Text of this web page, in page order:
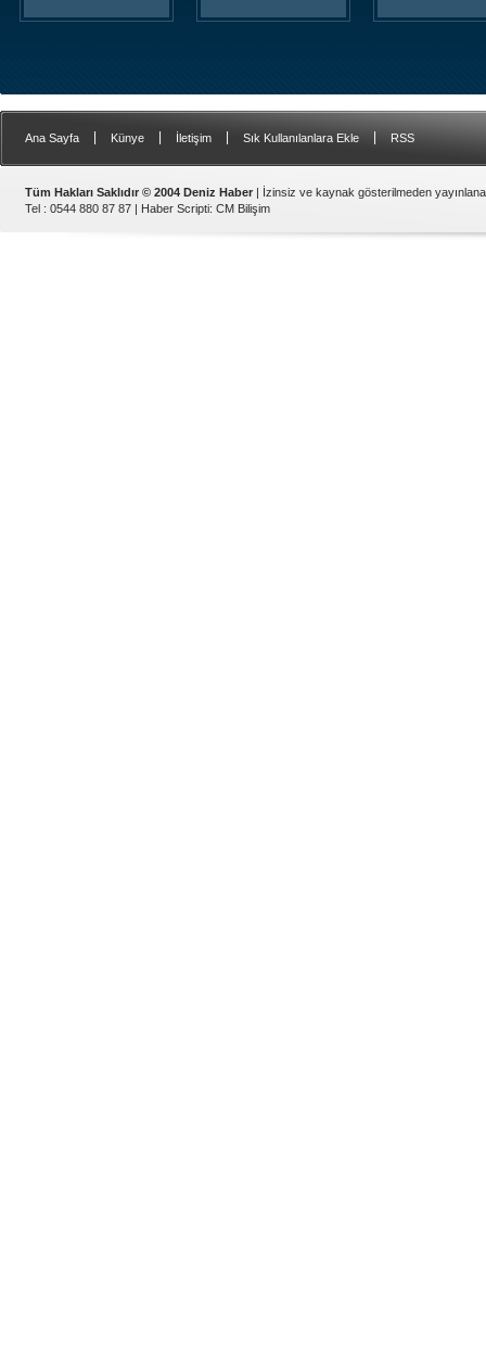
Ana Sayfa Künye İletişim Sık Kullanılanlara Ekle RSS
Tüm Hakları Saklıdır © 2004 Deniz Haber | İzinsiz ve kaynak gösterilmeden
Tel : 0544 880 87 87 | Haber Scripti: CM Bilişim